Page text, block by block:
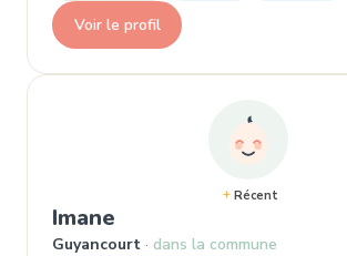
Voir le profil
Récent
Imane
Guyancourt dans la commune